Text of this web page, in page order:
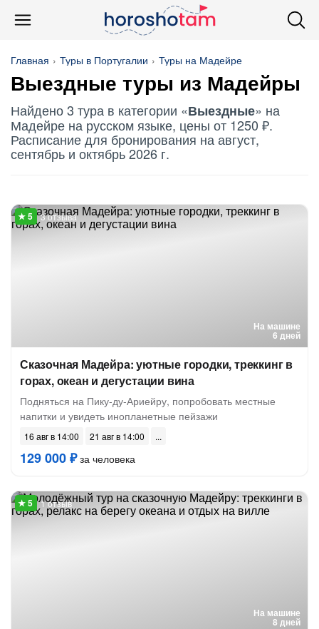
Главная Туры в Португалии Туры на Мадейре
Выездные туры из Мадейры
Найдено 3 тура в категории «Выездные» на
Мадейре на русском языке, цены от 1250 ₽.
Расписание для бронирования на август,
сентябрь и октябрь 2026 г.
На машине
6 дней
3 отзыва
Сказочная Мадейра: уютные городки, треккинг в
горах, океан и дегустации вина
Подняться на Пику-ду-Ариейру, попробовать местные
напитки и увидеть инопланетные пейзажи
16 авг в 14:00 21 авг в 14:00
129 000 ₽за человека
На машине
8 дней
1 отзыв